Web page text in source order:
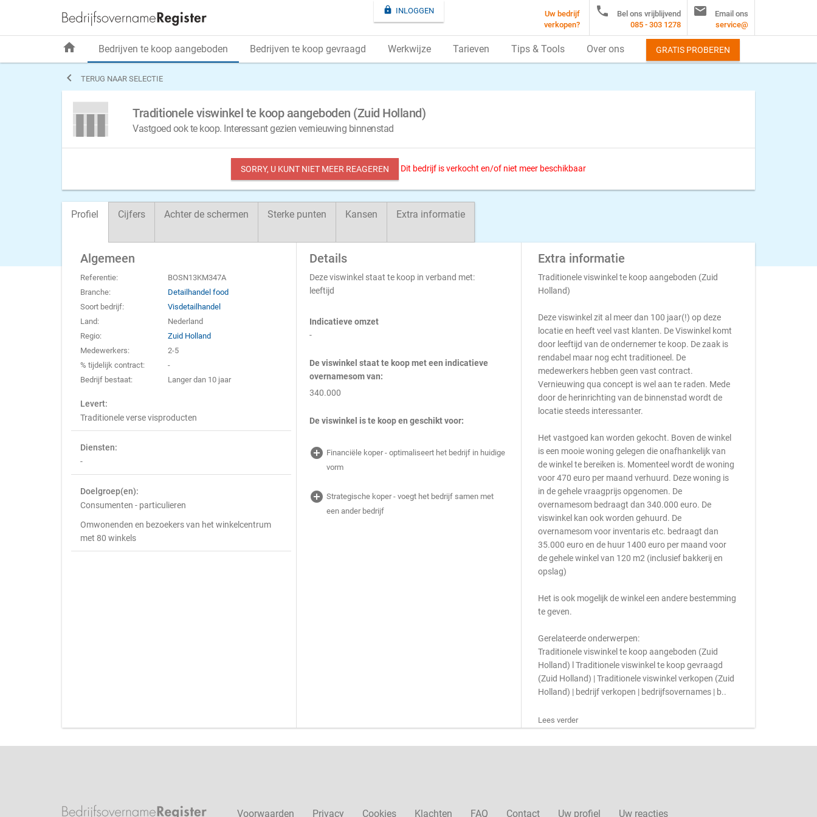
 TERUG NAAR SELECTIE
Traditionele viswinkel te koop aangeboden (Zuid Holland)
Vastgoed ook te koop. Interessant gezien vernieuwing binnenstad
SORRY, U KUNT NIET MEER REAGEREN Dit bedrijf is verkocht en/of niet meer beschikbaar
Profiel Cijfers Achter de schermen Sterke punten Kansen Extra informatie
Algemeen
Referentie:
BOSN13KM347A
Branche:
Detailhandel food
Soort bedrijf:
Visdetailhandel
Land:
Nederland
Regio:
Zuid Holland
Medewerkers:
2-5
% tijdelijk contract:
-
Bedrijf bestaat:
Langer dan 10 jaar
Levert:
Traditionele verse visproducten
Diensten:
-
Doelgroep(en):
Consumenten - particulieren
Omwonenden en bezoekers van het winkelcentrum
met 80 winkels
Details
Deze viswinkel staat te koop in verband met:
leeftijd
Indicatieve omzet
-
De viswinkel staat te koop met een indicatieve
overnamesom van:
340.000
De viswinkel is te koop en geschikt voor:
add_circle Financiële koper - optimaliseert het bedrijf in huidige
vorm
add_circle Strategische koper - voegt het bedrijf samen met
een ander bedrijf
Extra informatie
Traditionele viswinkel te koop aangeboden (Zuid
Holland)
Deze viswinkel zit al meer dan 100 jaar(!) op deze
locatie en heeft veel vast klanten. De Viswinkel komt
door leeftijd van de ondernemer te koop. De zaak is
rendabel maar nog echt traditioneel. De
medewerkers hebben geen vast contract.
Vernieuwing qua concept is wel aan te raden. Mede
door de herinrichting van de binnenstad wordt de
locatie steeds interessanter.
Het vastgoed kan worden gekocht. Boven de winkel
is een mooie woning gelegen die onafhankelijk van
de winkel te bereiken is. Momenteel wordt de woning
voor 470 euro per maand verhuurd. Deze woning is
in de gehele vraagprijs opgenomen. De
overnamesom bedraagt dan 340.000 euro. De
viswinkel kan ook worden gehuurd. De
overnamesom voor inventaris etc. bedraagt dan
35.000 euro en de huur 1400 euro per maand voor
de gehele winkel van 120 m2 (inclusief bakkerij en
opslag)
Het is ook mogelijk de winkel een andere bestemming
te geven.
Gerelateerde onderwerpen:
Traditionele viswinkel te koop aangeboden (Zuid
Holland) l Traditionele viswinkel te koop gevraagd
(Zuid Holland) | Traditionele viswinkel verkopen (Zuid
Holland) | bedrijf verkopen | bedrijfsovernames | b..
Lees verder
 INLOGGEN
Uw bedrijf
verkopen?

Bel ons vrijblijvend
085 - 303 1278

Email ons
service@
home Bedrijven te koop aangeboden Bedrijven te koop gevraagd Werkwijze Tarieven Tips & Tools Over ons GRATIS PROBEREN
Voorwaarden Privacy Cookies Klachten FAQ Contact Uw profiel Uw reacties